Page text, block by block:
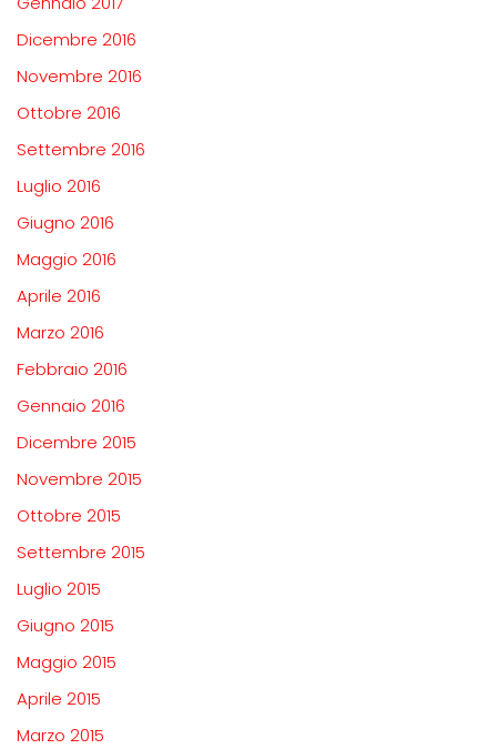
Dicembre 2016
Novembre 2016
Ottobre 2016
Settembre 2016
Luglio 2016
Giugno 2016
Maggio 2016
Aprile 2016
Marzo 2016
Febbraio 2016
Gennaio 2016
Dicembre 2015
Novembre 2015
Ottobre 2015
Settembre 2015
Luglio 2015
Giugno 2015
Maggio 2015
Aprile 2015
Marzo 2015